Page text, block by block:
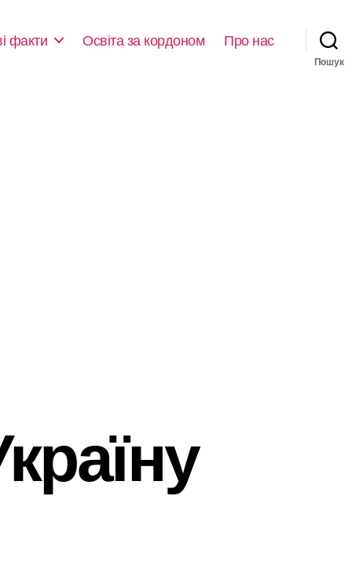
факти Освіта за кордоном Про нас
Пошук